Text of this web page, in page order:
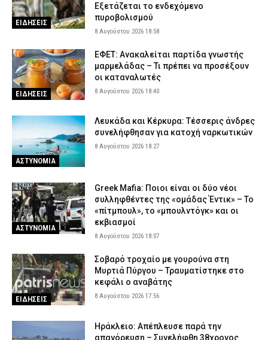
ΕΙΔΗΣΕΙΣ
Εξετάζεται το ενδεχόμενο
πυροβολισμού
8 Αυγούστου 2026 18:58
ΕΙΔΗΣΕΙΣ
ΕΦΕΤ: Ανακαλείται παρτίδα γνωστής
μαρμελάδας – Τι πρέπει να προσέξουν
οι καταναλωτές
8 Αυγούστου 2026 18:40
ΑΣΤΥΝΟΜΙΑ
Λευκάδα και Κέρκυρα: Τέσσερις άνδρες
συνελήφθησαν για κατοχή ναρκωτικών
8 Αυγούστου 2026 18:27
ΑΣΤΥΝΟΜΙΑ
Greek Mafia: Ποιοι είναι οι δύο νέοι
συλληφθέντες της «ομάδας Έντικ» – Το
«πίτμπουλ», το «μπουλντόγκ» και οι
εκβιασμοί
8 Αυγούστου 2026 18:07
ΕΙΔΗΣΕΙΣ
Σοβαρό τροχαίο με γουρούνα στη
Μυρτιά Πύργου – Τραυματίστηκε στο
κεφάλι ο αναβάτης
8 Αυγούστου 2026 17:56
Ηράκλειο: Απέπλευσε παρά την
απαγόρευση – Συνελήφθη 38χρονος